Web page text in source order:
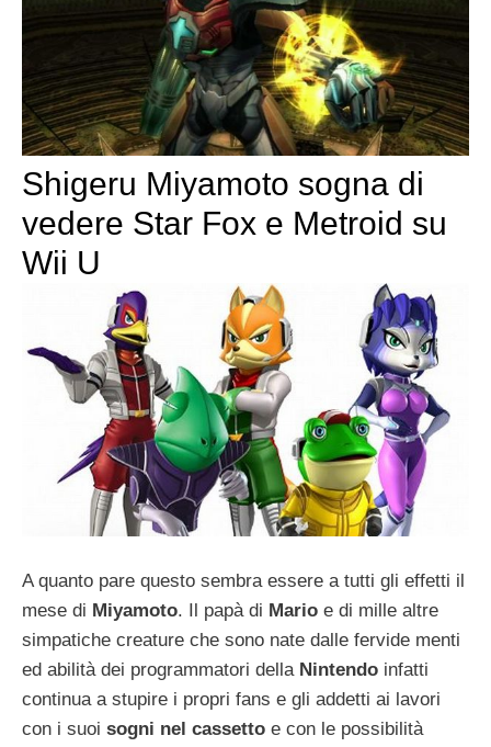
Shigeru Miyamoto sogna di
vedere Star Fox e Metroid su
Wii U
A quanto pare questo sembra essere a tutti gli effetti il
mese di Miyamoto. Il papà di Mario e di mille altre
simpatiche creature che sono nate dalle fervide menti
ed abilità dei programmatori della Nintendo infatti
continua a stupire i propri fans e gli addetti ai lavori
con i suoi sogni nel cassetto e con le possibilità